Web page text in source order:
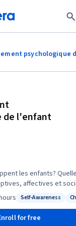
psychologique
de l'enfant
Quelles sont leurs
affectives et sociales ?
des
et accessibles, que
étudiants,
Self-Awareness
for free